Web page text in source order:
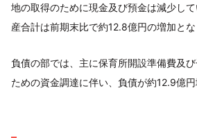
地の取得のために現金及び預金は減少し
産合計は前期末比で約12.8億円の増加とな
負債の部では、主に保育所開設準備費及
ための資金調達に伴い、負債が約12.9億円